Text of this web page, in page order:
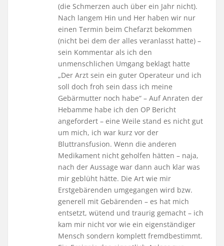
(die Schmerzen auch über ein Jahr nicht).
Nach langem Hin und Her haben wir nur
einen Termin beim Chefarzt bekommen
(nicht bei dem der alles veranlasst hatte) –
sein Kommentar als ich den
unmenschlichen Umgang beklagt hatte
„Der Arzt sein ein guter Operateur und ich
soll doch froh sein dass ich meine
Gebärmutter noch habe“ – Auf Anraten der
Hebamme habe ich den OP Bericht
angefordert – eine Weile stand es nicht gut
um mich, ich war kurz vor der
Bluttransfusion. Wenn die anderen
Medikament nicht geholfen hätten – naja,
nach der Aussage war dann auch klar was
mir geblüht hätte. Die Art wie mir
Erstgebärenden umgegangen wird bzw.
generell mit Gebärenden – es hat mich
entsetzt, wütend und traurig gemacht – ich
kam mir nicht vor wie ein eigenständiger
Mensch sondern komplett fremdbestimmt.